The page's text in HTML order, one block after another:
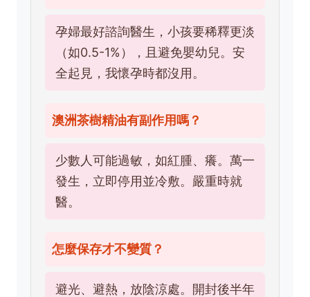
孕婦最好諮詢醫生，小孩要稀釋更淡
（如0.5-1%），且避免嬰幼兒。安
全起見，我懷孕時都沒用。
澳洲茶樹精油有副作用嗎？
少數人可能過敏，如紅腫、癢。萬一
發生，立即停用並冷敷。嚴重時就
醫。
怎麼保存才不變質？
避光、避熱，放陰涼處。開封後半年